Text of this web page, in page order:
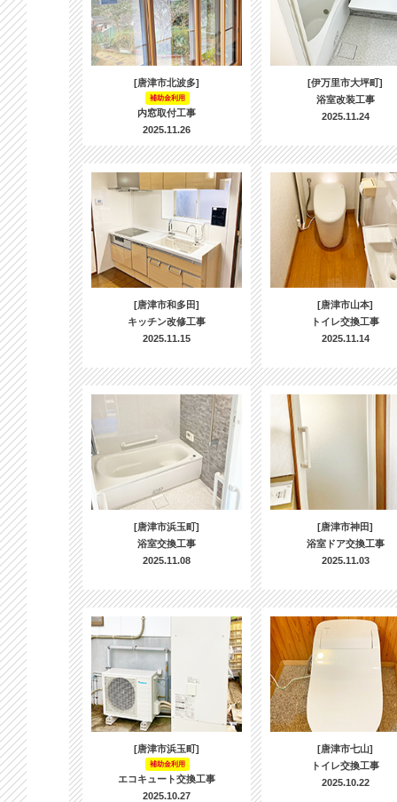
[唐津市北波多]
補助金利用
内窓取付工事
2025.11.26
[伊万里市大坪町]
浴室改装工事
2025.11.24
[唐津市和多田]
キッチン改修工事
2025.11.15
[唐津市山本]
トイレ交換工事
2025.11.14
[唐津市浜玉町]
浴室交換工事
2025.11.08
[唐津市神田]
浴室ドア交換工事
2025.11.03
[唐津市浜玉町]
補助金利用
エコキュート交換工事
2025.10.27
[唐津市七山]
トイレ交換工事
2025.10.22